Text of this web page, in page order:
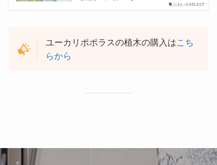
にわいろSELECT
ユーカリポポラスの植木の購入はこち
らから